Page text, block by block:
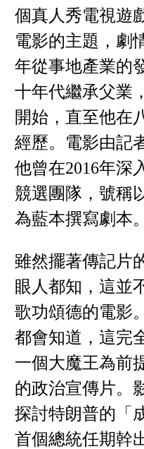
個真人秀電視遊
電影的主題，劇
年從事地產業的
十年代繼承父業
開始，直至他在
經歷。電影由記
他曾在2016年深
競選團隊，號稱
為藍本撰寫劇本。
雖然擺著傳記片
眼人都知，這並
歌功頌德的電影
都會知道，這完
一個大魔王為前
的政治宣傳片。
探討特朗普的「
首個總統任期幹